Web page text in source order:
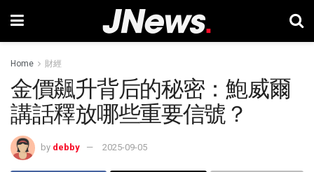
Home 財經
金價飆升背后的秘密：鮑威爾
講話釋放哪些重要信號？
by debby 2025-09-05